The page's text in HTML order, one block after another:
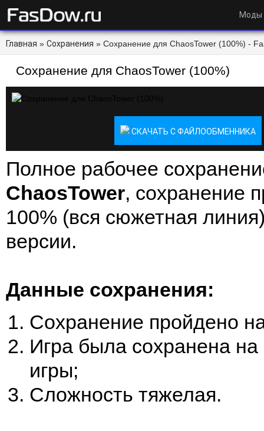
Моды
Главная » Сохранения » Сохранение для ChaosTower (100%) -
Сохранение для ChaosTower (100%)
СКАЧАТЬ С ФАЙЛООБМЕННИКА
Полное рабочее
ChaosTower, сохранение
100% (вся сюжетная
версии.
Данные сохранения:
Сохранение пройдено
Игра была сохранена на
игры;
Сложность тяжелая.